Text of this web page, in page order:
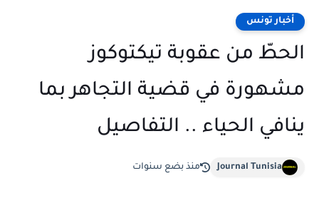
أخبار تونس
الحطّ من عقوبة تيكتوكوز
مشهورة في قضية التجاهر بما
ينافي الحياء .. التفاصيل
Journal Tunisia منذ بضع سنوات